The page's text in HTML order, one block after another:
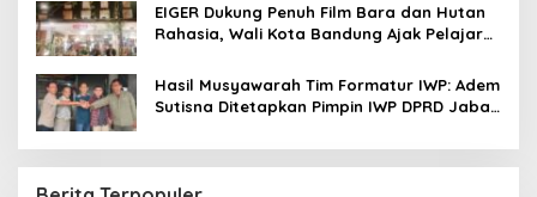
EIGER Dukung Penuh Film Bara dan Hutan
Rahasia, Wali Kota Bandung Ajak Pelajar
Hasil Musyawarah Tim Formatur IWP: Adem
Sutisna Ditetapkan Pimpin IWP DPRD Jabar